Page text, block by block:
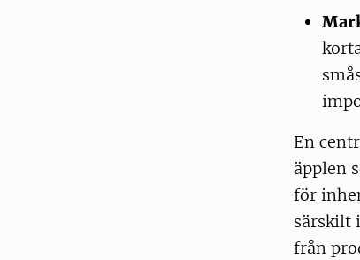
En
äpplen
för
särskilt
från